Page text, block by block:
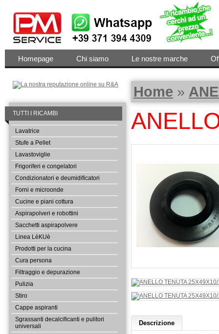
Homepage Chi siamo Le nostre marche
TUTTI I RICAMBI
Lavatrice
Stufe a Pellet
Lavastoviglie
Frigoriferi e congelatori
Condizionatori e deumidificatori
Forni e microonde
Cucine e piani cottura
Aspirapolveri e robottini
Sacchetti aspirapolvere
Linea LèKUè
Prodotti per la cucina
Cura persona
Filtraggio e depurazione
Pulizia
Stiro
Cappe aspiranti
Sgrassanti decalcificanti e pulitori
universali
Home »
Descrizione